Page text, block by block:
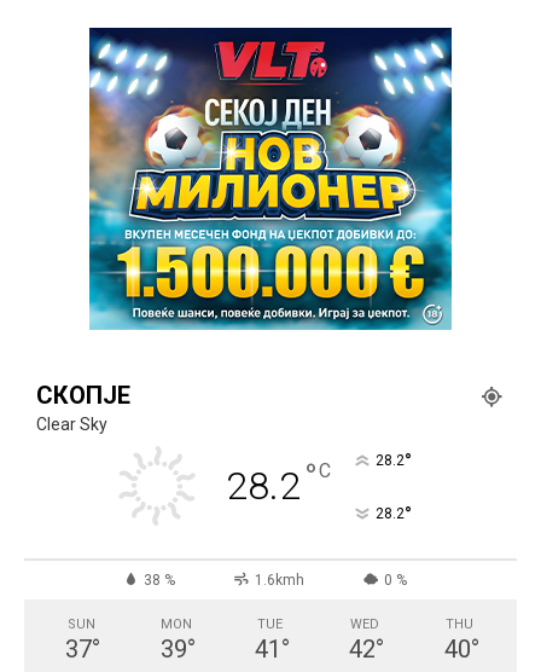
СКОПЈЕ
Clear Sky
28.2°C 28.2°
28.2°
38 % 1.6kmh 0 %
SUN
37°
MON
39°
TUE
41 °
WED
42°
THU
40°